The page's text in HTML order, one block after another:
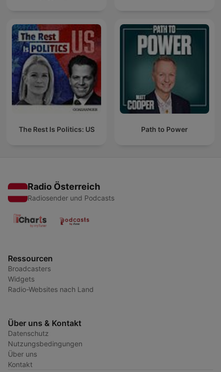
The Rest Is Politics: US Path to Power
Radio Österreich
Radiosender und Podcasts
Ressourcen
Broadcasters
Widgets
Radio-Websites nach Land
Über uns & Kontakt
Datenschutz
Nutzungsbedingungen
Über uns
Kontakt